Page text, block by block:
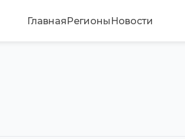
ГлавнаяРегионы Новости